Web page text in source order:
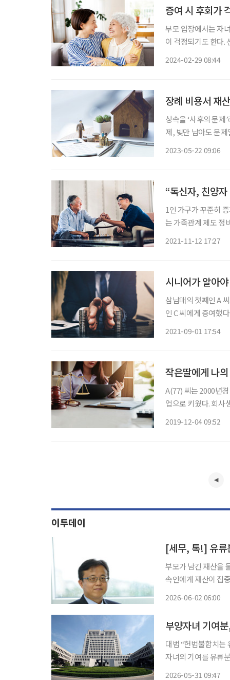
증여 시 후회가
부모 입장에서는 자
이 걱정되기도 한다.
2024-02-29 08:44
장례 비용서 재
상속을 ‘사후의 문
제, 빚만 남아도 문
2023-05-22 09:06
“독신자, 친양
1인 가구가 꾸준히
는 가족관계 제도 정비에 나섰다. 독신주의자인 80세의 A
2021-11-12 17:27
시니어가 알아
삼남매의 첫째인 A
인 C 씨에게 증여했
2021-09-01 17:54
작은딸에게 나
A(77) 씨는 2000년
업으로 키웠다. 회사
2019-12-04 09:52
이투데이
[세무, 톡!] 유류
부모가 남긴 재산을
속인에게 재산이 집
2026-06-02 06:00
부양자녀 기여
대법 “헌법불합치는 유
자녀의 기여를 유류
2026-05-31 09:47